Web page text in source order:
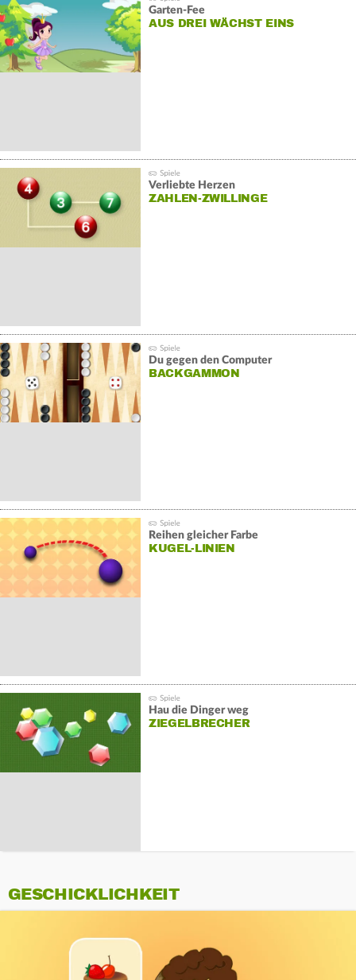
Garten-Fee
AUS DREI WÄCHST EINS
Verliebte Herzen
ZAHLEN-ZWILLINGE
Du gegen den Computer
BACKGAMMON
Reihen gleicher Farbe
KUGEL-LINIEN
Hau die Dinger weg
ZIEGELBRECHER
GESCHICKLICHKEIT